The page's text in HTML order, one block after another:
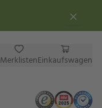
MerklistenEinkaufswagen